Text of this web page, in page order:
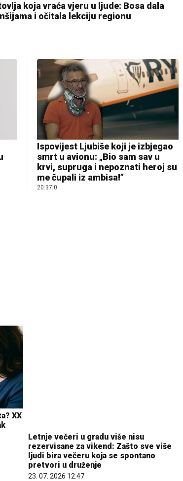
koja vraća vjeru u ljude: Bosa dala
i očitala lekciju regionu
Ispovijest Ljubiše koji je izbjegao
smrt u avionu: „Bio sam sav u
krvi, supruga i nepoznati heroj su
me čupali iz ambisa!”
20:37 |0
XX
ljudi bira večeru koja se spontano
pretvori u druženje
23. 07. 2026 12:47